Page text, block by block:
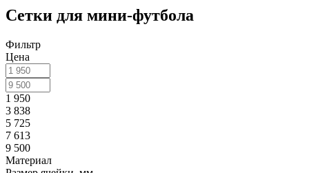
Сетки для мини-футбола
Фильтр
Цена
1 950
3 838
5 725
7 613
9 500
Материал